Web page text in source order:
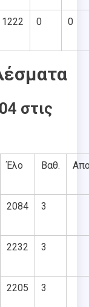
1222 0 0
στις
Έλο Βαθ.
2084 3
2232 3
2205 3